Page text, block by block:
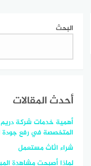
البحث
أحدث المقالات
أهمية خدمات شركة
المتخصصة في رفع جودة
شراء اثاث مستعمل
لماذا أصبحت مشاهدة